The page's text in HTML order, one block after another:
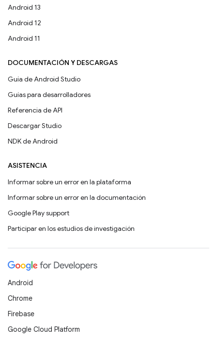
Android 13
Android 12
Android 11
DOCUMENTACIÓN Y DESCARGAS
Guía de Android Studio
Guías para desarrolladores
Referencia de API
Descargar Studio
NDK de Android
ASISTENCIA
Informar sobre un error en la plataforma
Informar sobre un error en la documentación
Google Play support
Participar en los estudios de investigación
Android
Chrome
Firebase
Google Cloud Platform